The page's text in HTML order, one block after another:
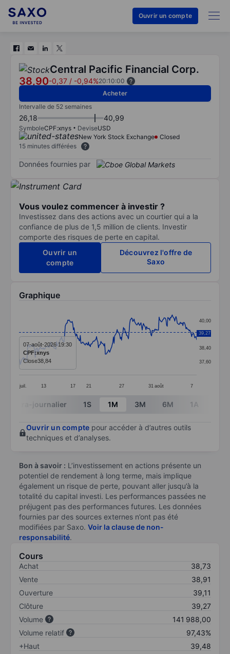
Ouvrir un compte
Central Pacific Financial Corp.
38,90-0,37 / -0,94%20:10:00
Acheter
Intervalle de 52 semaines
26,18 40,99
SymboleCPF:xnys DeviseUSD
New York Stock Exchange
Closed
15 minutes différées
Données fournies par
Vous voulez commencer à investir ?
Investissez dans des actions avec un courtier qui a la
confiance de plus de 1,5 million de clients. Investir
comporte des risques de perte en capital.
Ouvrir un
compte
Découvrez l'offre de
Saxo
Graphique
Line chart with 285 data points.
The chart has 1 X axis displaying categories.
The chart has 1 Y axis displaying values. Data
juil. 13 17 21 27 31 août 7
37,60
38,40
39,20
40,00
39,27
07-août-2026 19:30
CPF:xnys
Close38,84
End of interactive chart.
Intra-journalier 1S 1M 3M 6M 1A
Ouvrir un compte pour accéder à d’autres outils
techniques et d’analyses.
Bon à savoir : L’investissement en actions présente un
potentiel de rendement à long terme, mais implique
également un risque de perte, pouvant aller jusqu’à la
totalité du capital investi. Les performances passées ne
préjugent pas des performances futures. Les données
fournies par des sources externes n’ont pas été
modifiées par Saxo. Voir la clause de non-
responsabilité.
Cours
Achat
38,73
Vente
38,91
Ouverture
39,11
Clôture
39,27
Volume
141 988,00
Volume relatif
97,43%
+Haut
39,48